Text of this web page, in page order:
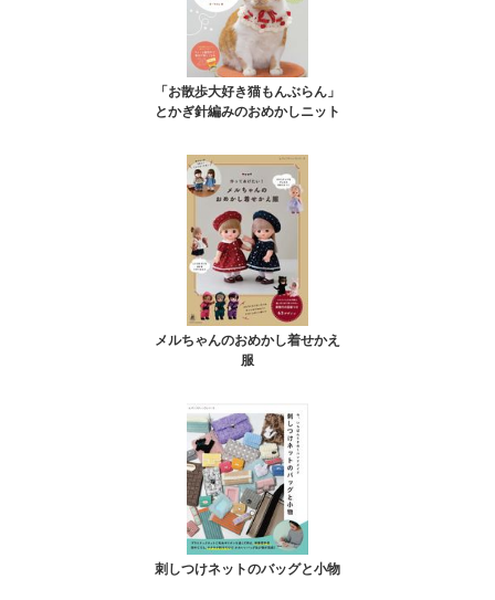
「お散歩大好き猫もんぶらん」
とかぎ針編みのおめかしニット
メルちゃんのおめかし着せかえ
服
刺しつけネットのバッグと小物